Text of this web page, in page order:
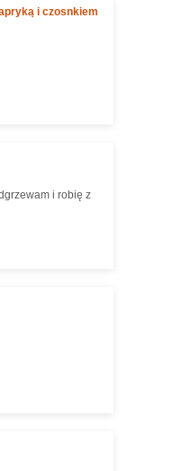
i czosnkiem
i robię z